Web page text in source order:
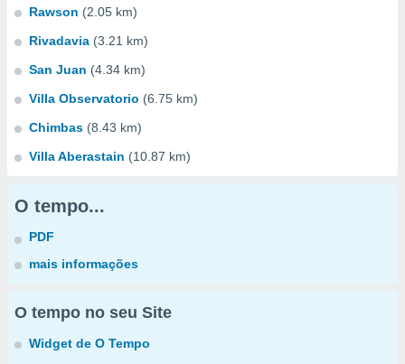
Rawson (2.05 km)
Rivadavia (3.21 km)
San Juan (4.34 km)
Villa Observatorio (6.75 km)
Chimbas (8.43 km)
Villa Aberastain (10.87 km)
O tempo...
PDF
mais informações
O tempo no seu Site
Widget de O Tempo